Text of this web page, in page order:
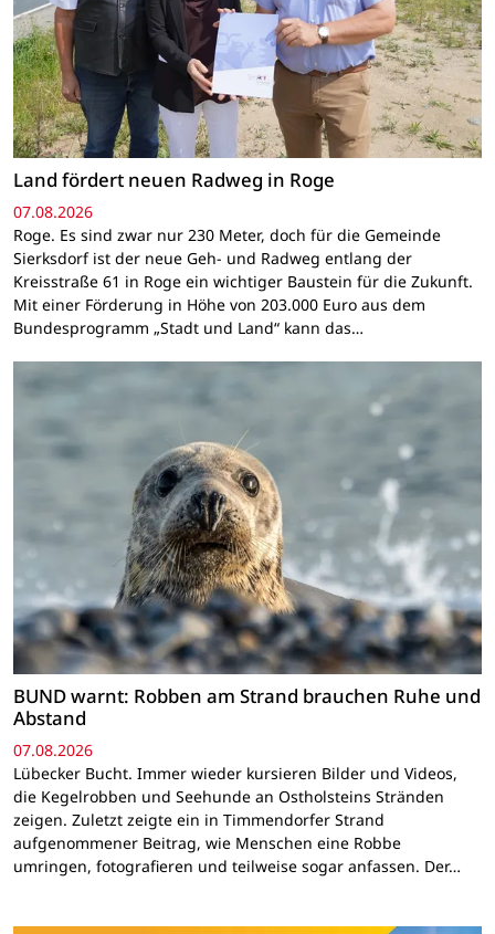
Land fördert neuen Radweg in Roge
07.08.2026
Roge. Es sind zwar nur 230 Meter, doch für die Gemeinde
Sierksdorf ist der neue Geh- und Radweg entlang der
Kreisstraße 61 in Roge ein wichtiger Baustein für die Zukunft.
Mit einer Förderung in Höhe von 203.000 Euro aus dem
Bundesprogramm „Stadt und Land“ kann das…
BUND warnt: Robben am Strand brauchen Ruhe und
Abstand
07.08.2026
Lübecker Bucht. Immer wieder kursieren Bilder und Videos,
die Kegelrobben und Seehunde an Ostholsteins Stränden
zeigen. Zuletzt zeigte ein in Timmendorfer Strand
aufgenommener Beitrag, wie Menschen eine Robbe
umringen, fotografieren und teilweise sogar anfassen. Der…